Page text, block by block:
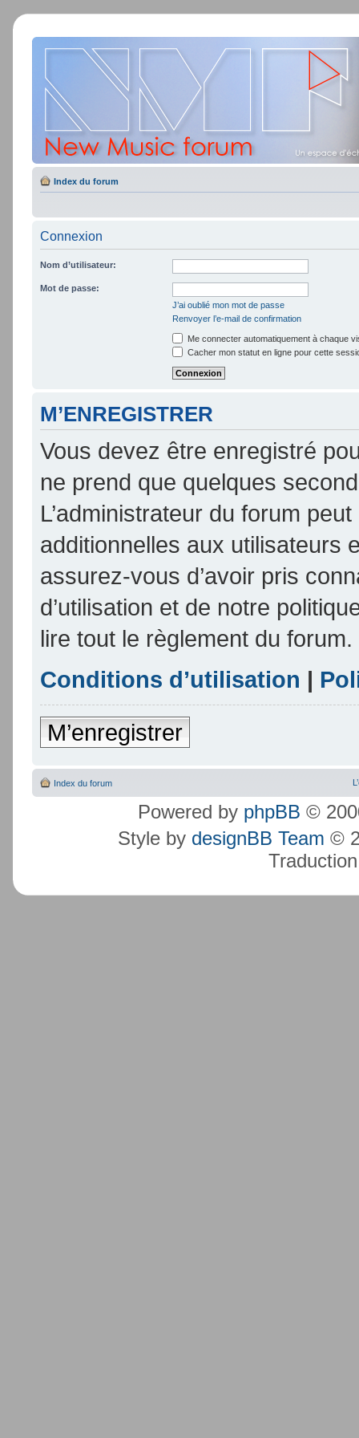
Index du forum
Connexion
Nom d’utilisateur:
Mot de passe:
J’ai oublié mon mot de passe
Renvoyer l’e-mail de confirmation
Me connecter automatiquement à chaque
Cacher mon statut en ligne pour cette
M’ENREGISTRER
Vous devez être enregistré
ne prend que quelques
L’administrateur du forum
additionnelles aux utilisateurs
assurez-vous d’avoir pris
d’utilisation et de notre
lire tout le règlement du forum.
Conditions d’utilisation |
M’enregistrer
Index du forum
Powered by phpBB ©
Style by designBB Team ©